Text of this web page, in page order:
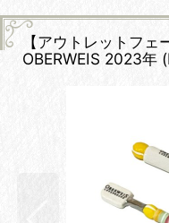
【アウトレットフ
OBERWEIS 2023年